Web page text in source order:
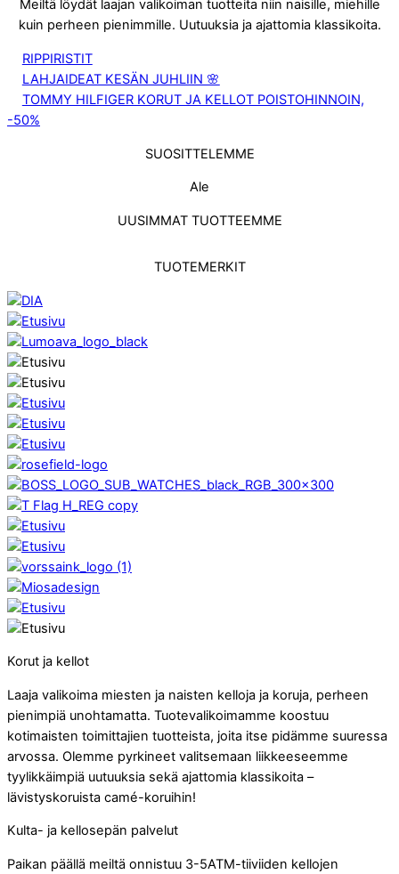
Meiltä löydät laajan valikoiman tuotteita niin naisille, miehille
kuin perheen pienimmille. Uutuuksia ja ajattomia klassikoita.
RIPPIRISTIT
LAHJAIDEAT KESÄN JUHLIIN 🌸
TOMMY HILFIGER KORUT JA KELLOT POISTOHINNOIN,
-50%
SUOSITTELEMME
Ale
UUSIMMAT TUOTTEEMME
TUOTEMERKIT
Korut ja kellot
Laaja valikoima miesten ja naisten kelloja ja koruja, perheen
pienimpiä unohtamatta. Tuotevalikoimamme koostuu
kotimaisten toimittajien tuotteista, joita itse pidämme suuressa
arvossa. Olemme pyrkineet valitsemaan liikkeeseemme
tyylikkäimpiä uutuuksia sekä ajattomia klassikoita –
lävistyskoruista camé-koruihin!
Kulta- ja kellosepän palvelut
Paikan päällä meiltä onnistuu 3-5ATM-tiiviiden kellojen